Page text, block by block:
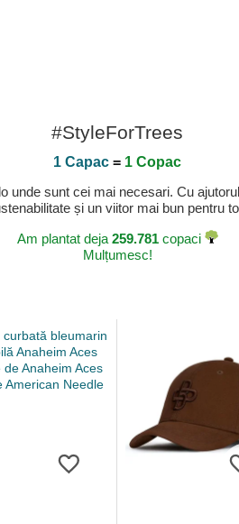
#StyleForTrees
1 Capac = 1 Copac
unde sunt cei mai necesari. Cu
și un viitor mai bun pentru
Am plantat deja 259.781copaci
Mulțumesc!